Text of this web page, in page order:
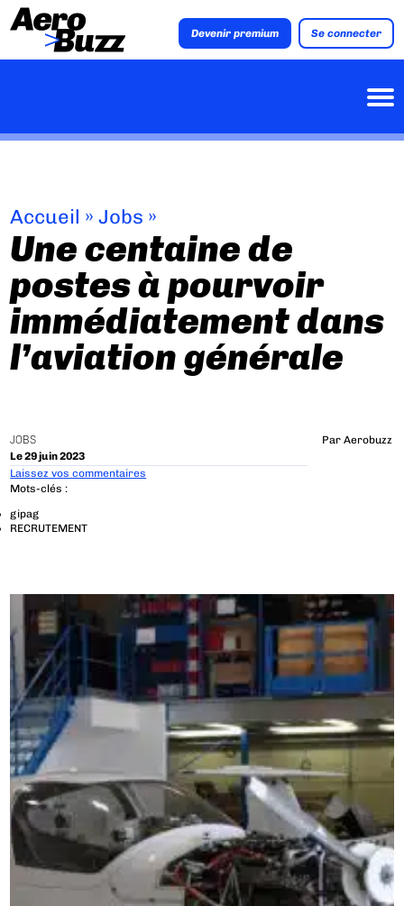
Devenir premium Se connecter
Accueil »Jobs »
Une centaine de
postes à pourvoir
immédiatement dans
l’aviation générale
JOBS
Le 29 juin 2023
Par Aerobuzz
Laissez vos commentaires
Mots-clés :
gipag
RECRUTEMENT